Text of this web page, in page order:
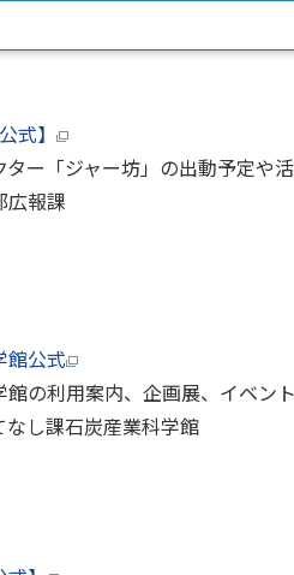
式】
ター「ジャー坊」の出動予定や
報課
館公式
館の利用案内、企画展、イベン
し課石炭産業科学館